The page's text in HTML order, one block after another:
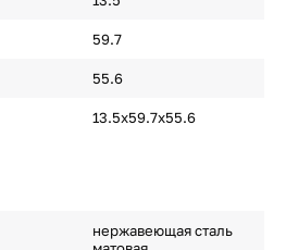
59.7
55.6
13.5х59.7х55.6
нержавеющая сталь